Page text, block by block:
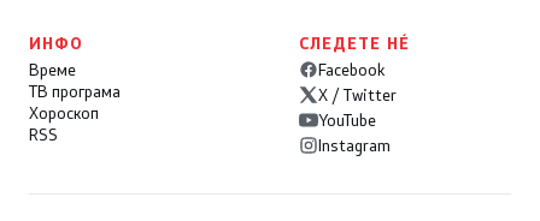
ИНФО
Време
ТВ програма
Хороскоп
RSS
СЛЕДЕТЕ НÉ
Facebook
X / Twitter
YouTube
Instagram